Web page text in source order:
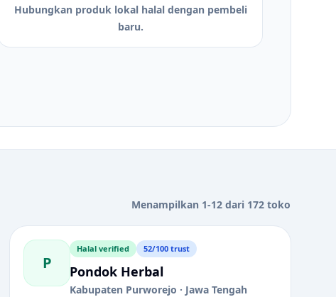
Hubungkan produk lokal halal dengan pembeli
baru.
Menampilkan 1-12 dari 172 toko
P
Halal verified 52/100 trust
Pondok Herbal
Kabupaten Purworejo · Jawa Tengah